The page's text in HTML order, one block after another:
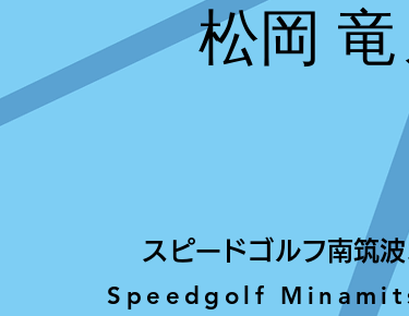
Speedgolf
スピードゴルフ南筑
松岡